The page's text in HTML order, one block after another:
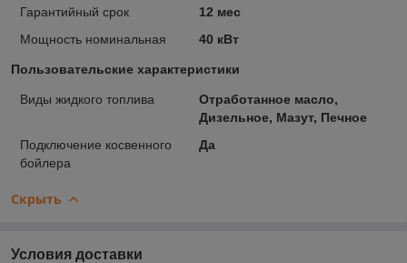
Гарантийный срок
12 мес
Мощность номинальная
40 кВт
Пользовательские характеристики
Виды жидкого топлива
Отработанное масло,
Дизельное, Мазут, Печное
Подключение косвенного
бойлера
Да
Скрыть
Условия доставки